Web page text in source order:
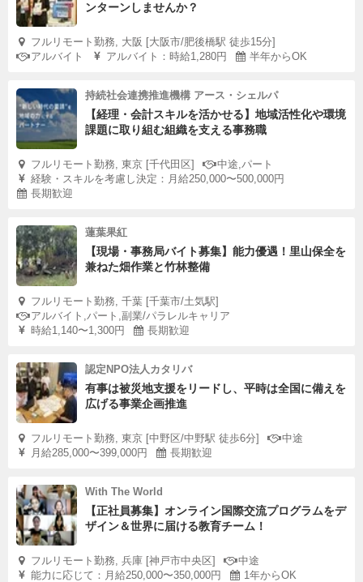
ンターンしませんか？
フルリモート勤務, 大阪 [大阪市/肥後橋駅 徒歩15分]
アルバイト
アルバイト：時給1,280円 半年からOK
持続社会連携推進機構 アース・シェルパ
【経理・会計スキルを活かせる】地域活性化や環境
課題に取り組む組織を支える事務職
フルリモート勤務, 東京 [千代田区]
中途,パート
経験・スキルを考慮し決定：月給250,000〜500,000円
長期歓迎
蓮葉果紅
【現場・事務局バイト募集】能力優遇！里山保全を
兼ねた畑作業と竹林整備
フルリモート勤務, 千葉 [千葉市/土気駅]
アルバイト,パート,副業/パラレルキャリア
時給1,140〜1,300円
長期歓迎
認定NPO法人カタリバ
有事は被災地支援をリードし、平時は全国に備えを
広げる事業企画推進
フルリモート勤務, 東京 [中野区/中野駅 徒歩6分]
中途
月給285,000〜399,000円
長期歓迎
With The World
【正社員募集】オンライン国際交流プログラムをデ
ザイン＆世界に届ける教育チーム！
フルリモート勤務, 兵庫 [神戸市中央区]
中途
能力に応じて：月給250,000〜350,000円
1年からOK